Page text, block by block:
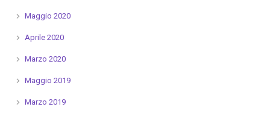
Maggio 2020
Aprile 2020
Marzo 2020
Maggio 2019
Marzo 2019